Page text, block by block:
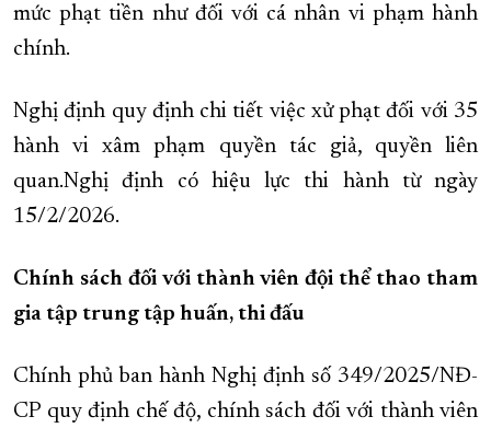
mức phạt tiền như đối với cá nhân vi phạm hành
chính.
Nghị định quy định chi tiết việc xử phạt đối với 35
hành vi xâm phạm quyền tác giả, quyền liên
quan.Nghị định có hiệu lực thi hành từ ngày
15/2/2026.
Chính sách đối với thành viên đội thể thao tham
gia tập trung tập huấn, thi đấu
Chính phủ ban hành Nghị định số 349/2025/NĐ-
CP quy định chế độ, chính sách đối với thành viên